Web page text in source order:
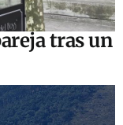
tras un